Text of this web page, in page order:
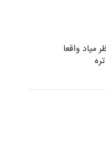
میاد واقعا